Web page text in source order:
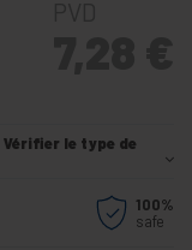
Vérifier le type de
100%
safe